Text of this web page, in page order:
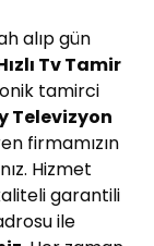
alıp gün
Tv Tamir
tamirci
Televizyon
firmamızın
Hizmet
garantili
ile